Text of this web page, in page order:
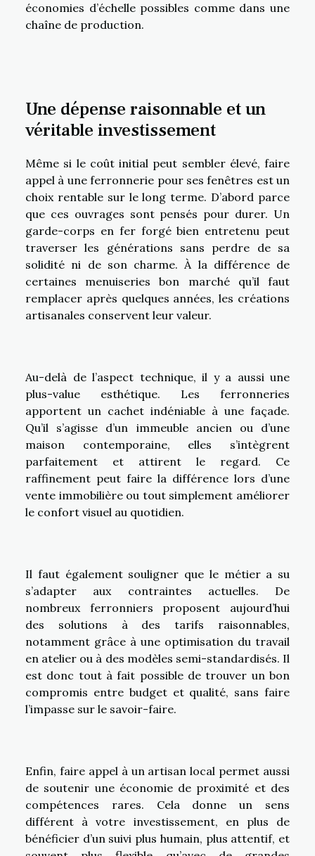
économies d’échelle possibles comme dans une
chaîne de production.
Une dépense raisonnable et un
véritable investissement
Même si le coût initial peut sembler élevé, faire
appel à une ferronnerie pour ses fenêtres est un
choix rentable sur le long terme. D’abord parce
que ces ouvrages sont pensés pour durer. Un
garde-corps en fer forgé bien entretenu peut
traverser les générations sans perdre de sa
solidité ni de son charme. À la différence de
certaines menuiseries bon marché qu’il faut
remplacer après quelques années, les créations
artisanales conservent leur valeur.
Au-delà de l’aspect technique, il y a aussi une
plus-value esthétique. Les ferronneries
apportent un cachet indéniable à une façade.
Qu’il s’agisse d’un immeuble ancien ou d’une
maison contemporaine, elles s’intègrent
parfaitement et attirent le regard. Ce
raffinement peut faire la différence lors d’une
vente immobilière ou tout simplement améliorer
le confort visuel au quotidien.
Il faut également souligner que le métier a su
s’adapter aux contraintes actuelles. De
nombreux ferronniers proposent aujourd’hui
des solutions à des tarifs raisonnables,
notamment grâce à une optimisation du travail
en atelier ou à des modèles semi-standardisés. Il
est donc tout à fait possible de trouver un bon
compromis entre budget et qualité, sans faire
l’impasse sur le savoir-faire.
Enfin, faire appel à un artisan local permet aussi
de soutenir une économie de proximité et des
compétences rares. Cela donne un sens
différent à votre investissement, en plus de
bénéficier d’un suivi plus humain, plus attentif, et